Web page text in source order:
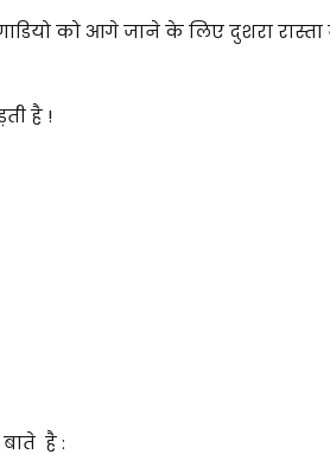
को आगे जाने के लिए दुशरा
है !
है :